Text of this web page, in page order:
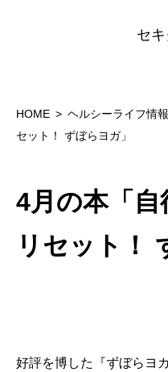
セ
HOME ヘルシーライフ情報
セット！ ずぼらヨガ」
4月の本「自
リセット！
好評を博した『ずぼらヨ